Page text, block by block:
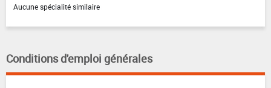
Aucune spécialité similaire
Conditions d'emploi générales